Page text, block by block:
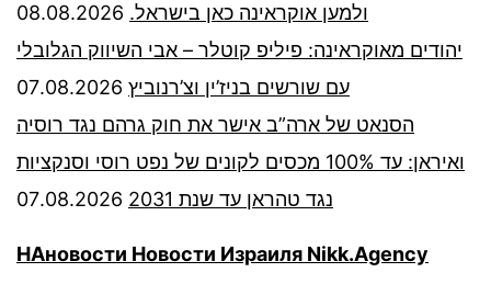
ולמען אוקראינה כאן בישראל. 08.08.2026
יהודים מאוקראינה: פיליפ קוטלר – אבי השיווק הגלובלי
עם שורשים בניז’ין וצ’רנוביץ 07.08.2026
הסנאט של ארה”ב אישר את חוק גרהם נגד רוסיה
ואיראן: עד 100% מכסים לקונים של נפט רוסי וסנקציות
נגד טהראן עד שנת 2031
07.08.2026
НАновости Новости Израиля Nikk.Agency